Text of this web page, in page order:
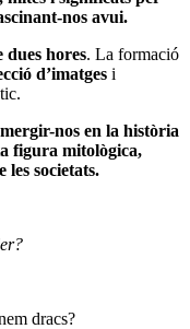
nos avui.
dues hores. La formació
d’imatges i
nos en la història
figura mitològica,
societats.
dracs?